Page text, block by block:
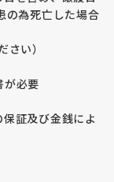
の為死亡した場合
い）
が必要
証及び金銭によ